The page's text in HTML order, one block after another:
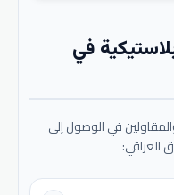
بلاستيكية في
في الوصول إلى
العراقي: